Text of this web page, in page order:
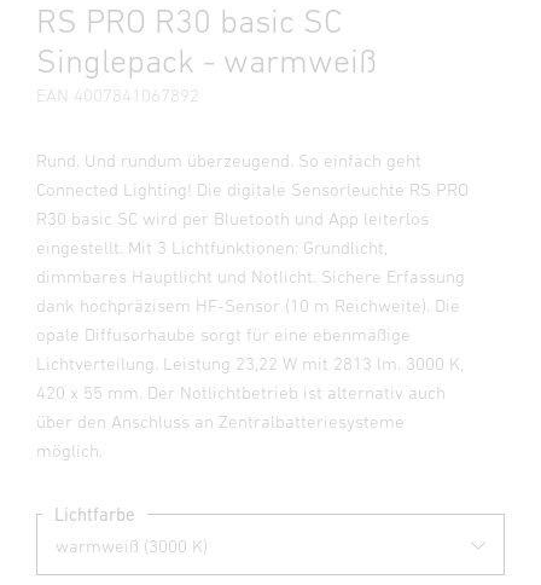
RS PRO R30 basic SC
Singlepack - warmweiß
EAN 4007841067892
Rund. Und rundum überzeugend. So einfach geht
Connected Lighting! Die digitale Sensorleuchte RS PRO
R30 basic SC wird per Bluetooth und App leiterlos
eingestellt. Mit 3 Lichtfunktionen: Grundlicht,
dimmbares Hauptlicht und Notlicht. Sichere Erfassung
dank hochpräzisem HF-Sensor (10 m Reichweite). Die
opale Diffusorhaube sorgt für eine ebenmäßige
Lichtverteilung. Leistung 23,22 W mit 2813 lm. 3000 K,
420 x 55 mm. Der Notlichtbetrieb ist alternativ auch
über den Anschluss an Zentralbatteriesysteme
möglich.
Lichtfarbe